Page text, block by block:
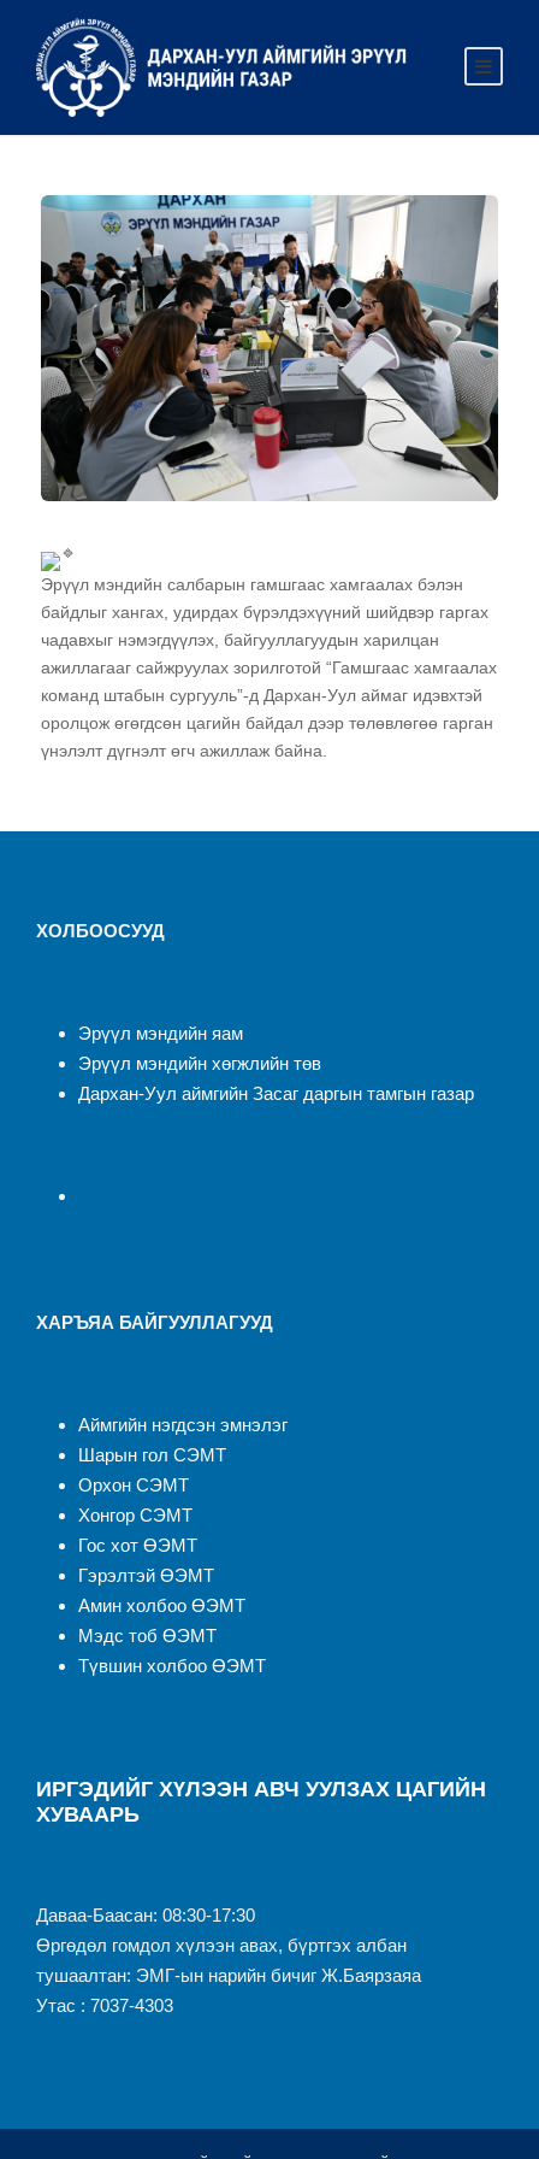
Эрүүл мэндийн салбарын гамшгаас хамгаалах бэлэн
байдлыг хангах, удирдах бүрэлдэхүүний шийдвэр гаргах
чадавхыг нэмэгдүүлэх, байгууллагуудын харилцан
ажиллагааг сайжруулах зорилготой “Гамшгаас хамгаалах
команд штабын сургууль”-д Дархан-Уул аймаг идэвхтэй
оролцож өгөгдсөн цагийн байдал дээр төлөвлөгөө гарган
үнэлэлт дүгнэлт өгч ажиллаж байна.
ХОЛБООСУУД
Эрүүл мэндийн яам
Эрүүл мэндийн хөгжлийн төв
Дархан-Уул аймгийн Засаг даргын тамгын газар
ХАРЪЯА БАЙГУУЛЛАГУУД
Аймгийн нэгдсэн эмнэлэг
Шарын гол СЭМТ
Орхон СЭМТ
Хонгор СЭМТ
Гос хот ӨЭМТ
Гэрэлтэй ӨЭМТ
Амин холбоо ӨЭМТ
Мэдс тоб ӨЭМТ
Түвшин холбоо ӨЭМТ
ИРГЭДИЙГ ХҮЛЭЭН АВЧ УУЛЗАХ ЦАГИЙН
ХУВААРЬ
Даваа-Баасан: 08:30-17:30
Өргөдөл гомдол хүлээн авах, бүртгэх албан
тушаалтан: ЭМГ-ын нарийн бичиг Ж.Баярзаяа
Утас : 7037-4303